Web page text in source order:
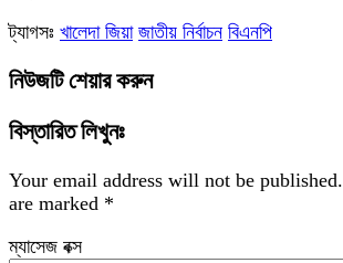
ট্যাগসঃ খালেদা জিয়া জাতীয় নির্বাচন বিএনপি
নিউজটি শেয়ার করুন
বিস্তারিত লিখুনঃ
Your email address will not be published.
are marked *
ম্যাসেজ বক্স